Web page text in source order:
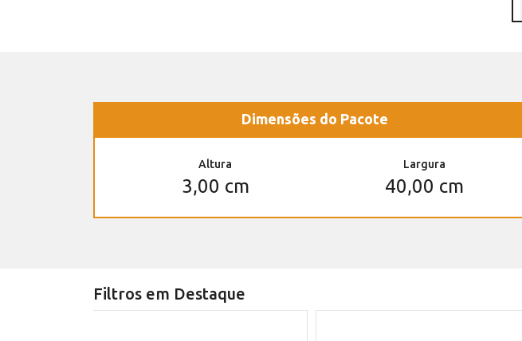
Dimensões do Pacote
Altura
3,00 cm
Largura
40,00 cm
Filtros em Destaque